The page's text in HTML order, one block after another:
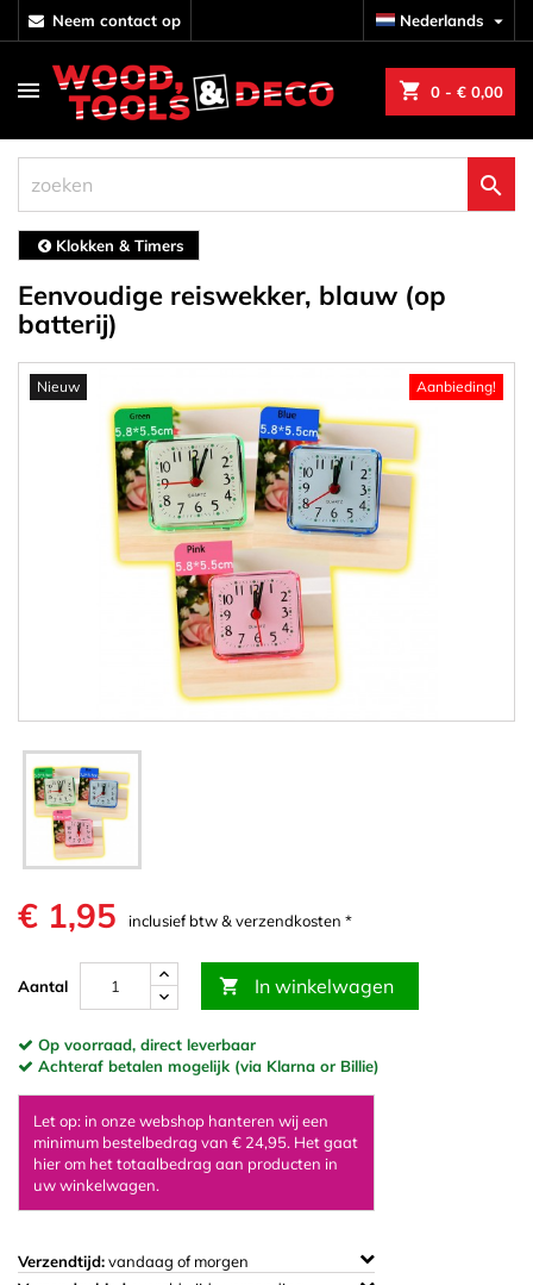
neem contact op Nederlands 
shopping_cart 0 - € 0,00

Klokken & Timers
Eenvoudige reiswekker, blauw (op
batterij)
Nieuw Aanbieding!
€ 1,95 inclusief btw & verzendkosten *
Aantal  In winkelwagen
Op voorraad, direct leverbaar
Achteraf betalen mogelijk (via Klarna or Billie)
Let op: in onze webshop hanteren wij een
minimum bestelbedrag van € 24,95. Het gaat
hier om het totaalbedrag aan producten in
uw winkelwagen.
Verzendtijd:vandaag of morgen